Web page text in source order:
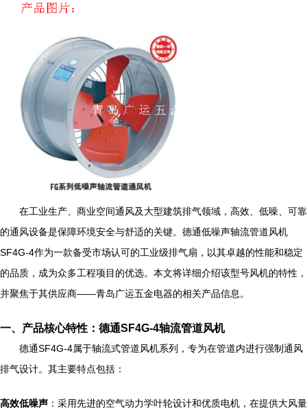
在工业生产、商业空间通风及大型建筑排气领域，高效、低噪、可靠
的通风设备是保障环境安全与舒适的关键。德通低噪声轴流管道风机
SF4G-4作为一款备受市场认可的工业级排气扇，以其卓越的性能和稳定
的品质，成为众多工程项目的优选。本文将详细介绍该型号风机的特性，
并聚焦于其供应商——青岛广运五金电器的相关产品信息。
一、产品核心特性：德通SF4G-4轴流管道风机
德通SF4G-4属于轴流式管道风机系列，专为在管道内进行强制通风
排气设计。其主要特点包括：
高效低噪声 ：采用先进的空气动力学叶轮设计和优质电机，在提供大风量